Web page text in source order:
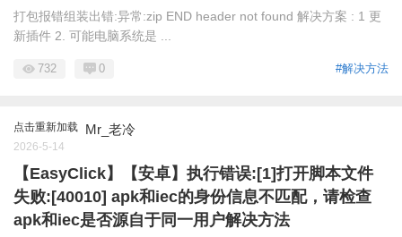
打包报错组装出错:异常:zip END header not found 解决方案 : 1 更
新插件 2. 可能电脑系统是 ...
#解决方法
732 0
点击重新加载 Mr_老冷
2026-5-14
【EasyClick】【安卓】执行错误:[1]打开脚本文件
失败:[40010] apk和iec的身份信息不匹配，请检查
apk和iec是否源自于同一用户解决方法